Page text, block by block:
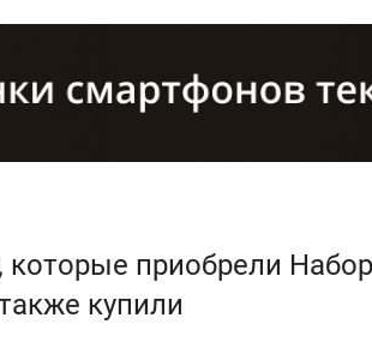
которые приобрели
купили